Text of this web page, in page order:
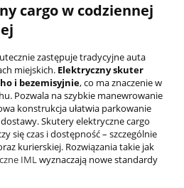
cargo w codziennej
zastępuje tradycyjne auta
miejskich. Elektryczny skuter
i bezemisyjnie, co ma znaczenie w
Pozwala na szybkie manewrowanie
konstrukcja ułatwia parkowanie
Skutery elektryczne cargo
się czas i dostępność – szczególnie
kurierskiej. Rozwiązania takie jak
IMLwyznaczają nowe standardy